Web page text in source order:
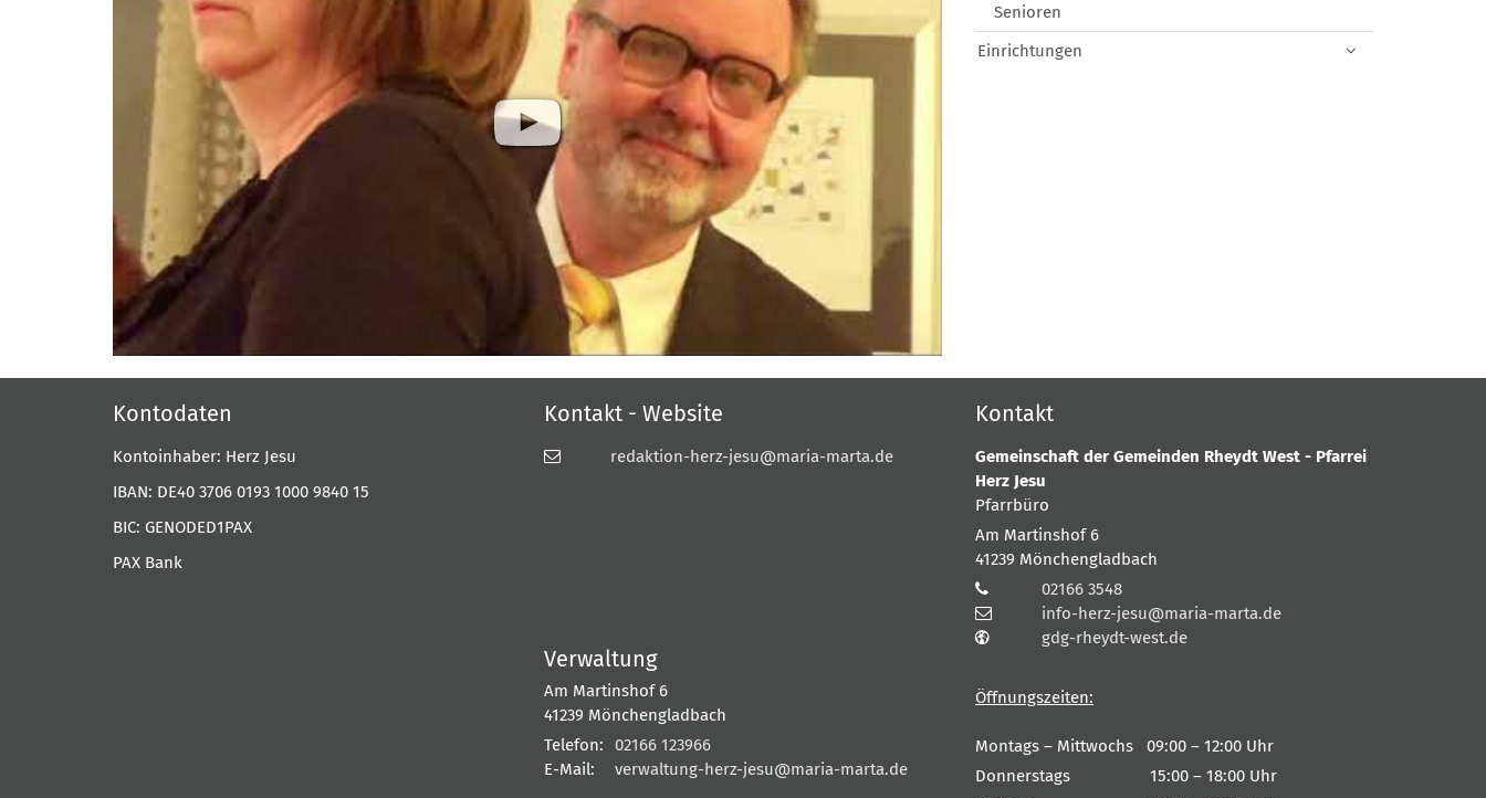
Senioren
Einrichtungen
Kontodaten
Kontoinhaber: Herz Jesu
IBAN: DE40 3706 0193 1000 9840 15
BIC: GENODED1PAX
PAX Bank
Kontakt - Website
redaktion-herz-jesu@maria-marta.de
Verwaltung
Am Martinshof 6
41239 Mönchengladbach
Telefon:
02166 123966
E-Mail:
verwaltung-herz-jesu@maria-marta.de
Kontakt
Gemeinschaft der Gemeinden Rheydt West - Pfarrei
Herz Jesu
Pfarrbüro
Am Martinshof 6
41239 Mönchengladbach
02166 3548
info-herz-jesu@maria-marta.de
gdg-rheydt-west.de
Öffnungszeiten:
Montags – Mittwochs 09:00 – 12:00 Uhr
Donnerstags 15:00 – 18:00 Uhr